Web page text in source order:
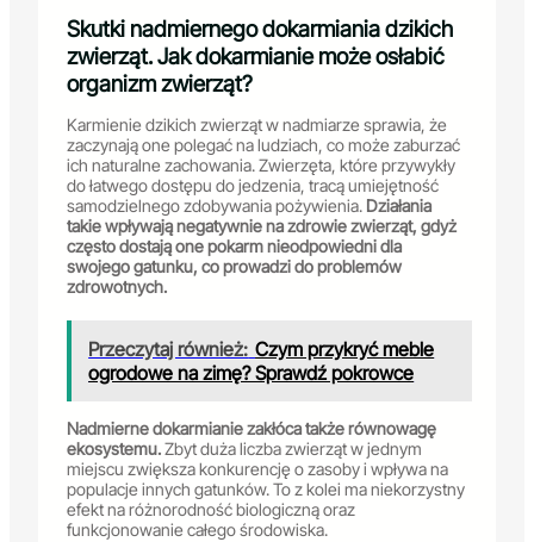
Skutki nadmiernego dokarmiania dzikich
zwierząt. Jak dokarmianie może osłabić
organizm zwierząt?
Karmienie dzikich zwierząt w nadmiarze sprawia, że
zaczynają one polegać na ludziach, co może zaburzać
ich naturalne zachowania. Zwierzęta, które przywykły
do łatwego dostępu do jedzenia, tracą umiejętność
samodzielnego zdobywania pożywienia. Działania
takie wpływają negatywnie na zdrowie zwierząt, gdyż
często dostają one pokarm nieodpowiedni dla
swojego gatunku, co prowadzi do problemów
zdrowotnych.
Przeczytaj również: Czym przykryć meble
ogrodowe na zimę? Sprawdź pokrowce
Nadmierne dokarmianie zakłóca także równowagę
ekosystemu.Zbyt duża liczba zwierząt w jednym
miejscu zwiększa konkurencję o zasoby i wpływa na
populacje innych gatunków. To z kolei ma niekorzystny
efekt na różnorodność biologiczną oraz
funkcjonowanie całego środowiska.